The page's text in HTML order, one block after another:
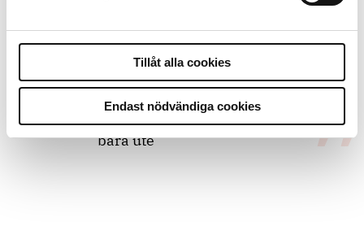
Tillåt alla cookies
Endast nödvändiga cookies
Debatt:Med för höga krav på evidens
kan polisen inte göra något alls
15 juni 2026
Mats Johansson:Poliser behövs inte
bara ute